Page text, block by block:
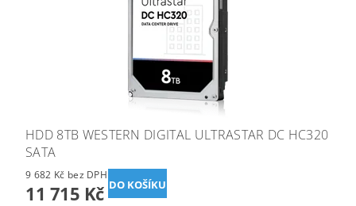
HDD 8TB WESTERN DIGITAL ULTRASTAR DC HC320
SATA
9 682 Kč bez DPH
11 715 Kč